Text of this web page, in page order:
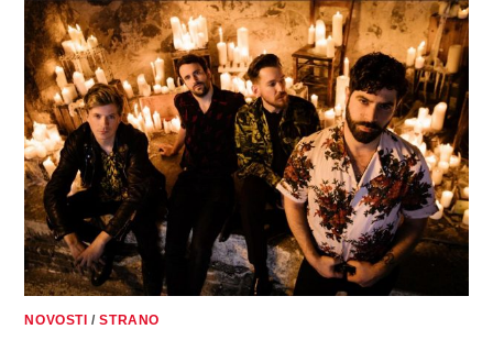
NOSTALGIA”
UGLEDAO
SVJETLO
DANA
NOVOSTI /STRANO